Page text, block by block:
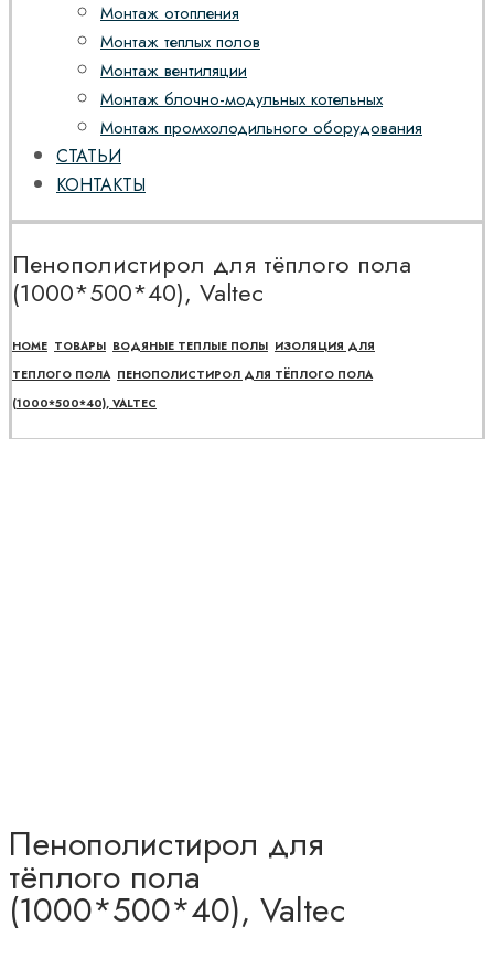
Монтаж отопления
Монтаж теплых полов
Монтаж вентиляции
Монтаж блочно-модульных котельных
Монтаж промхолодильного оборудования
СТАТЬИ
КОНТАКТЫ
Пенополистирол для тёплого пола
(1000*500*40), Valtec
HOME ТОВАРЫ ВОДЯНЫЕ ТЕПЛЫЕ ПОЛЫ ИЗОЛЯЦИЯ ДЛЯ
ТЕПЛОГО ПОЛА ПЕНОПОЛИСТИРОЛ ДЛЯ ТЁПЛОГО ПОЛА
(1000*500*40), VALTEC
Пенополистирол для
тёплого пола
(1000*500*40), Valtec